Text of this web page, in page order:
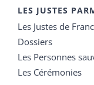
LES JUSTES
Les Justes de
Dossiers
Les Personnes
Les Cérémonies